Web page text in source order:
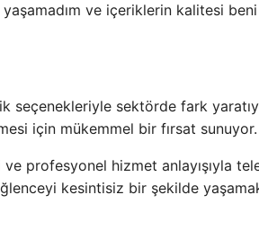
ve içeriklerin kalitesi beni
seçenekleriyle sektörde fark
için mükemmel bir fırsat sunuyor.
ve profesyonel hizmet anlayışıyla
kesintisiz bir şekilde